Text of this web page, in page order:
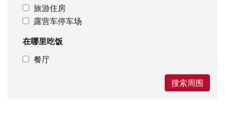
旅游住房
露营车停车场
在哪里吃饭
餐厅
搜索周围